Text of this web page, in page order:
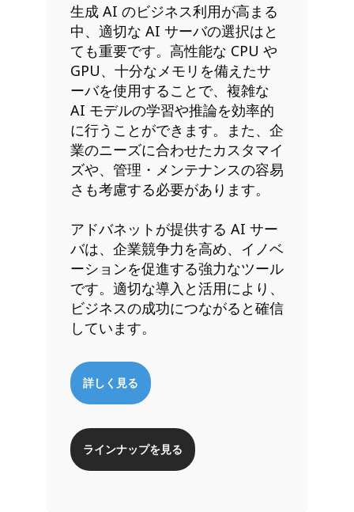
生成 AI のビジネス利用が高まる
中、適切な AI サーバの選択はと
ても重要です。高性能な CPU や
GPU、十分なメモリを備えたサ
ーバを使用することで、複雑な
AI モデルの学習や推論を効率的
に行うことができます。また、企
業のニーズに合わせたカスタマイ
ズや、管理・メンテナンスの容易
さも考慮する必要があります。
アドバネットが提供する AI サー
バは、企業競争力を高め、イノベ
ーションを促進する強力なツール
です。適切な導入と活用により、
ビジネスの成功につながると確信
しています。
詳しく見る
ラインナップを見る